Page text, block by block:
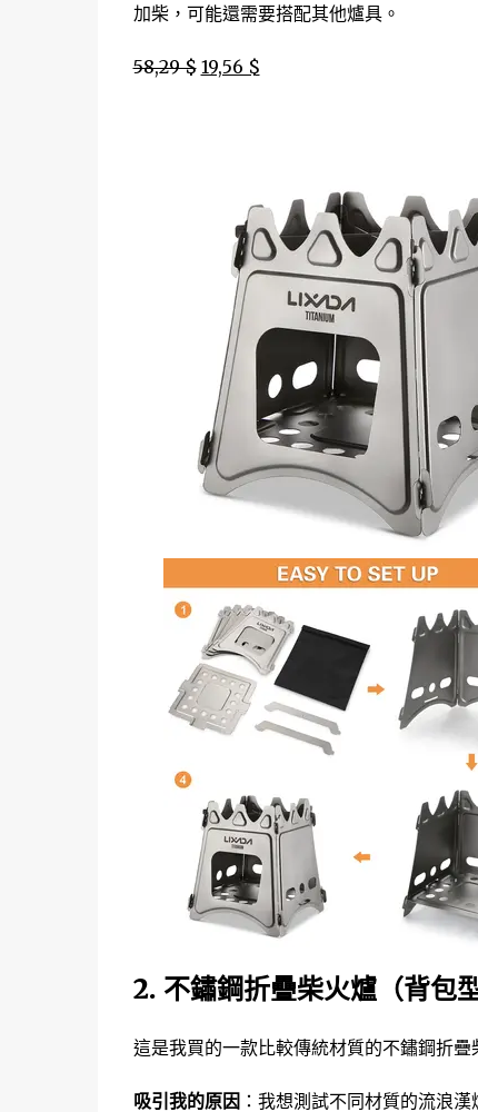
加柴，可能還需要搭配其他爐具。
58,29 $ 19,56 $
2. 不鏽鋼折疊柴火爐（背包型
這是我買的一款比較傳統材質的不鏽鋼折
吸引我的原因：我想測試不同材質的流浪